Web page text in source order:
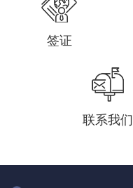
签证
联系我们